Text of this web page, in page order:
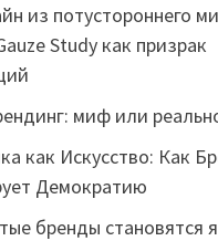
из потустороннего
Study как призрак
миф или
как Искусство: Как
Демократию
бренды становятся